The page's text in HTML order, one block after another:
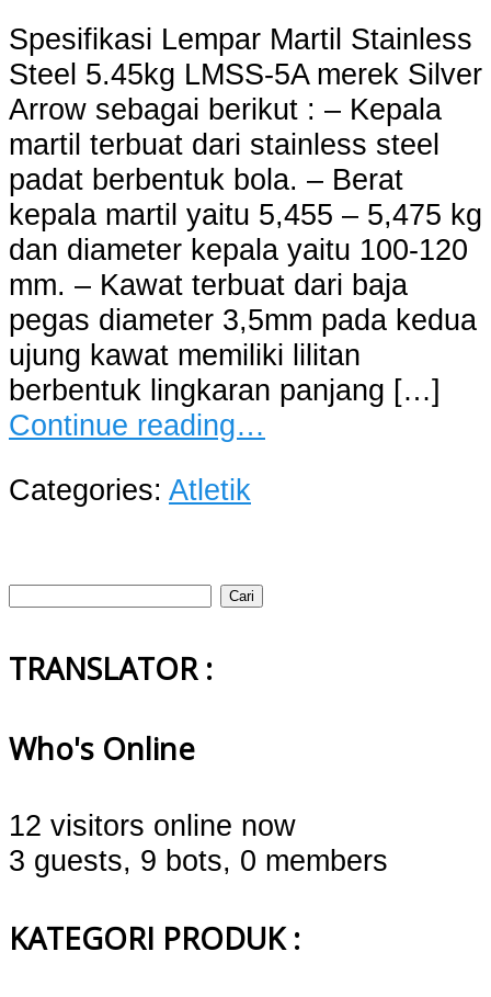
Spesifikasi Lempar Martil Stainless
Steel 5.45kg LMSS-5A merek Silver
Arrow sebagai berikut : – Kepala
martil terbuat dari stainless steel
padat berbentuk bola. – Berat
kepala martil yaitu 5,455 – 5,475 kg
dan diameter kepala yaitu 100-120
mm. – Kawat terbuat dari baja
pegas diameter 3,5mm pada kedua
ujung kawat memiliki lilitan
berbentuk lingkaran panjang […]
Continue reading…
Categories: Atletik
Cari
TRANSLATOR :
Who's Online
12 visitors online now
3 guests, 9 bots, 0 members
KATEGORI PRODUK :